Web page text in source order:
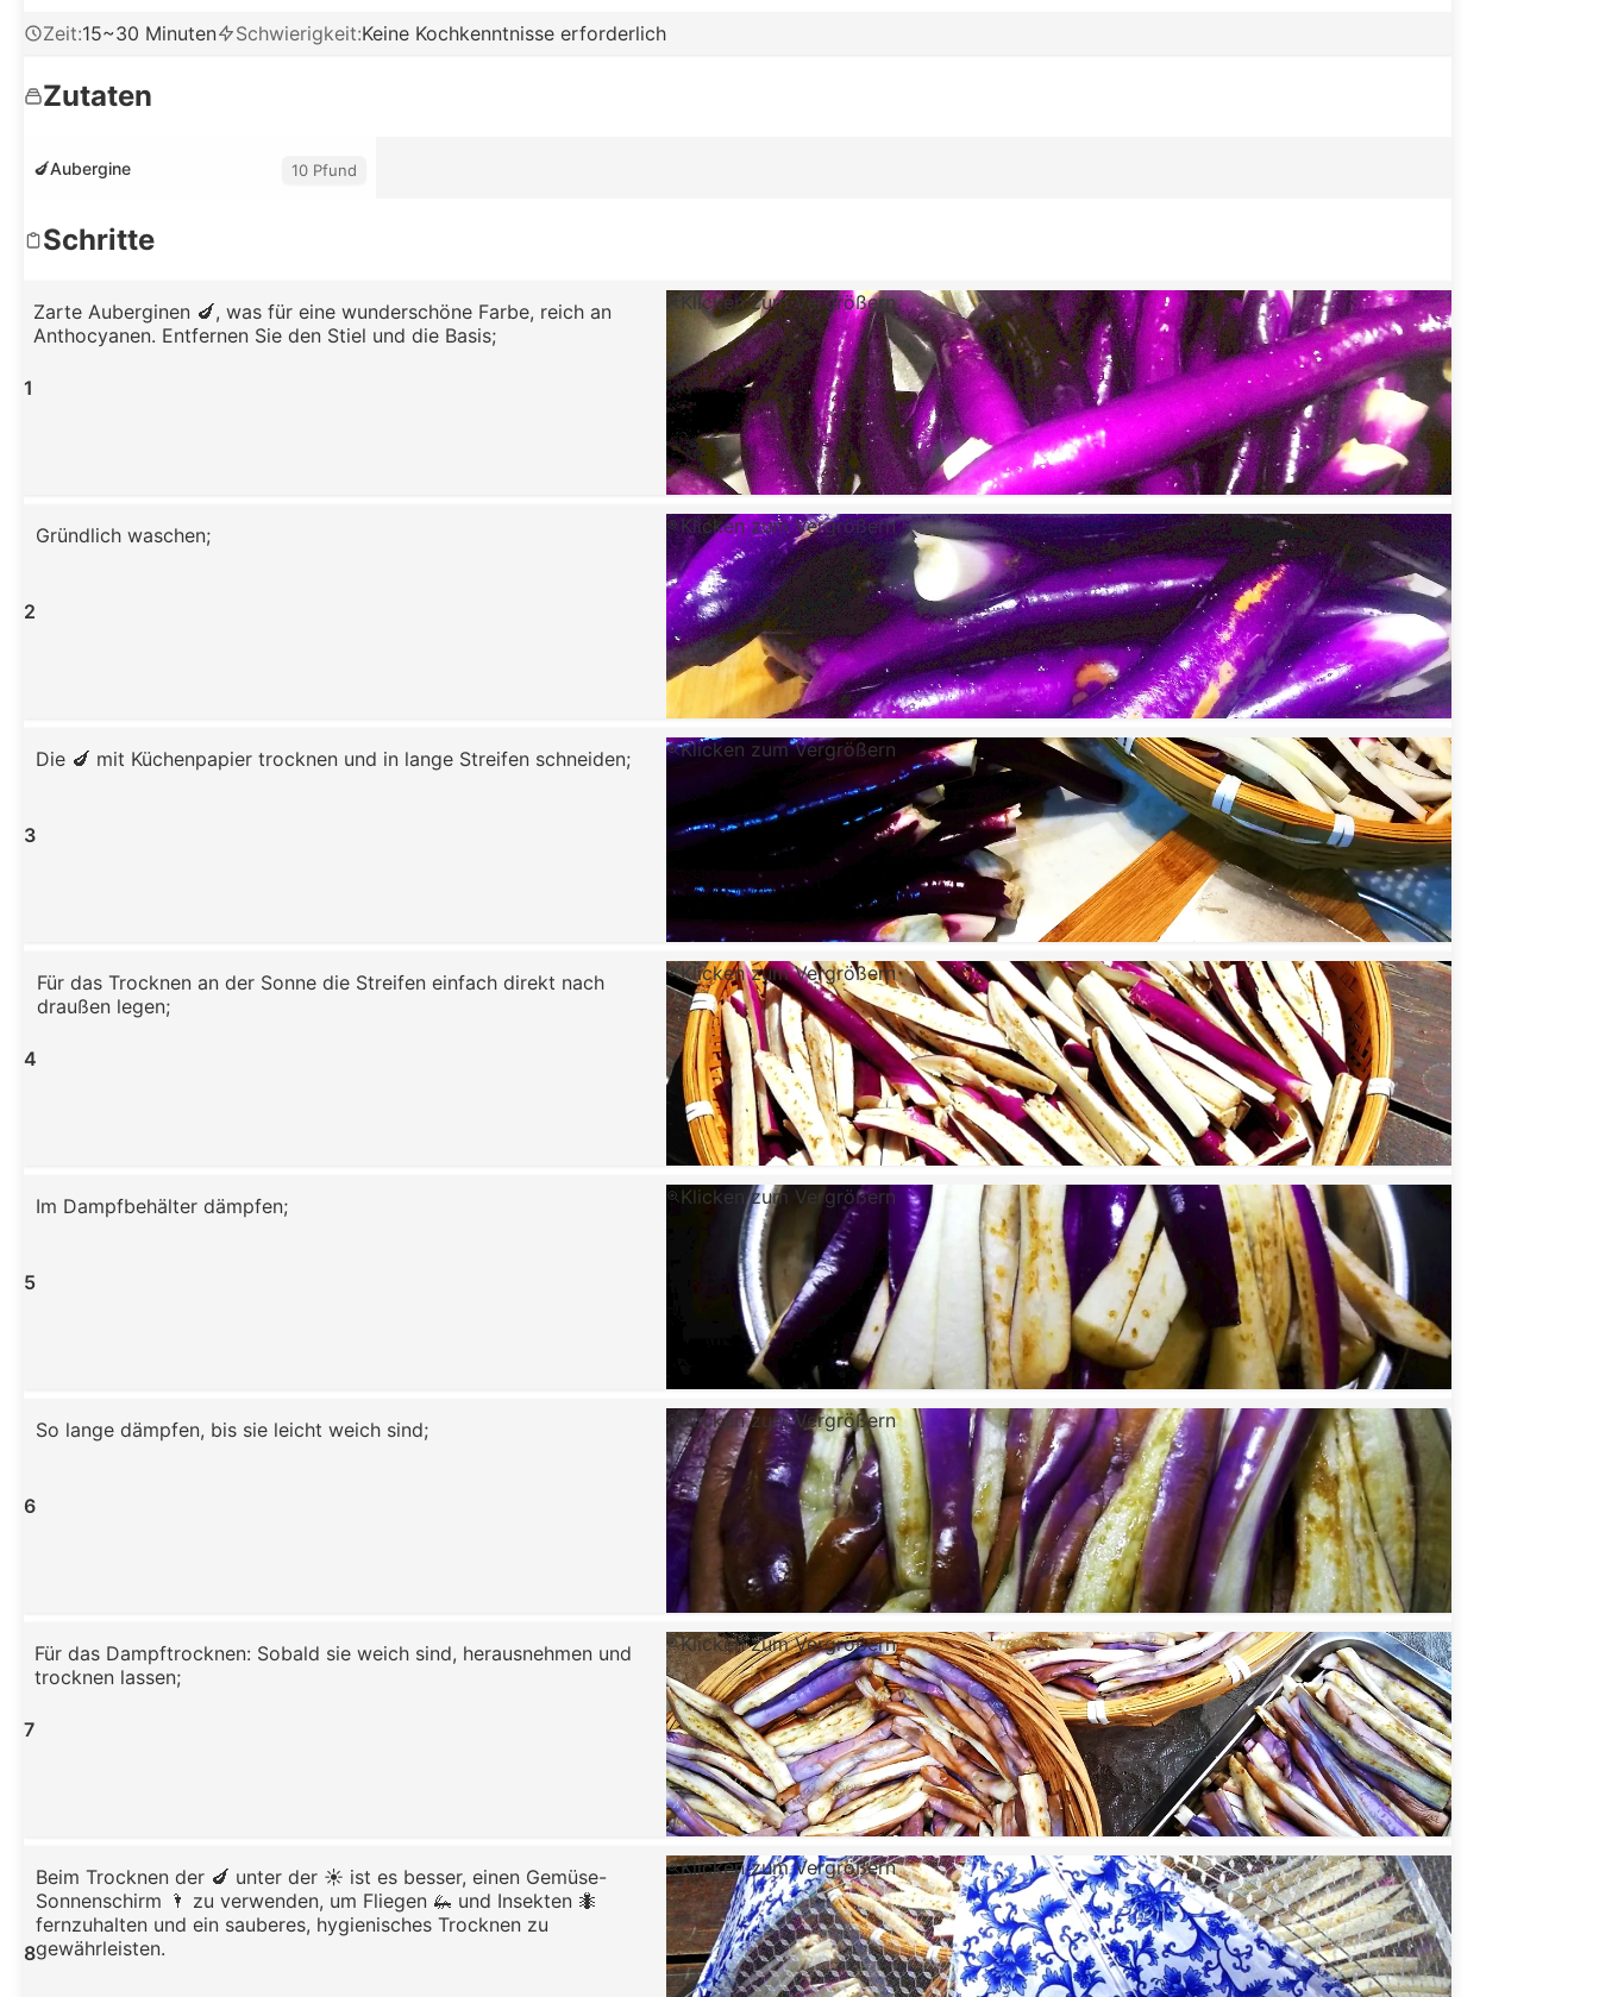
Zeit:15~30 Minuten Schwierigkeit:Keine Kochkenntnisse erforderlich
Zutaten
🍆Aubergine 10 Pfund
Schritte
1
Zarte Auberginen 🍆, was für eine wunderschöne Farbe, reich an
Anthocyanen. Entfernen Sie den Stiel und die Basis;
Klicken zum Vergrößern
2
Gründlich waschen; Klicken zum Vergrößern
3
Die 🍆 mit Küchenpapier trocknen und in lange Streifen schneiden; Klicken zum Vergrößern
4
Für das Trocknen an der Sonne die Streifen einfach direkt nach
draußen legen;
Klicken zum Vergrößern
5
Im Dampfbehälter dämpfen; Klicken zum Vergrößern
6
So lange dämpfen, bis sie leicht weich sind; Klicken zum Vergrößern
7
Für das Dampftrocknen: Sobald sie weich sind, herausnehmen und
trocknen lassen;
Klicken zum Vergrößern
8
Beim Trocknen der 🍆 unter der ☀️ ist es besser, einen Gemüse-
Sonnenschirm 🌂 zu verwenden, um Fliegen 🦗 und Insekten 🐜
fernzuhalten und ein sauberes, hygienisches Trocknen zu
gewährleisten.
Klicken zum Vergrößern